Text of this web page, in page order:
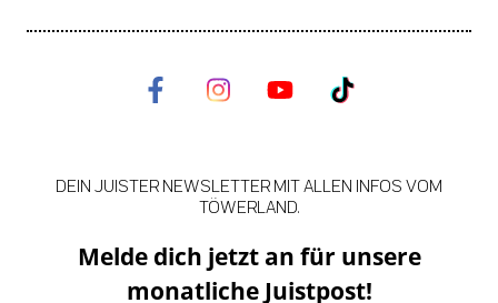
Melde dich jetzt an für unsere
monatliche Juistpost!
DEIN JUISTER NEWSLETTER MIT ALLEN INFOS VOM
TÖWERLAND.